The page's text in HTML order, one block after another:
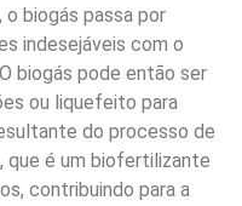
biogás passa por
indesejáveis com o
biogás pode então ser
ou liquefeito para
do processo de
que é um biofertilizante
contribuindo para a